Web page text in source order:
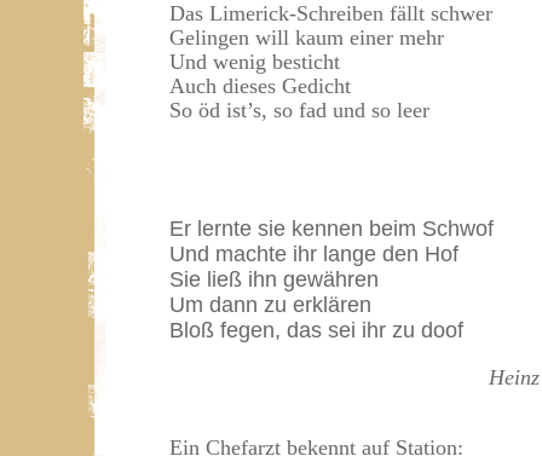
Das Limerick-Schreiben fällt schwer
Gelingen will kaum einer mehr
Und wenig besticht
Auch dieses Gedicht
So öd ist’s, so fad und so leer
Er lernte sie kennen beim Schwof
Und machte ihr lange den Hof
Sie ließ ihn gewähren
Um dann zu erklären
Bloß fegen, das sei ihr zu doof
Ein Chefarzt bekennt auf Station: